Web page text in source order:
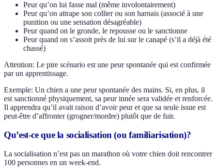
Peur qu’on lui fasse mal (même involontairement)
Peur qu’on attrape son collier ou son harnais (associé à une
punition ou une sensation désagréable)
Peur quand on le gronde, le repousse ou le sanctionne
Peur quand on s’assoit près de lui sur le canapé (s’il a déjà été
chassé)
Attention: Le pire scénario est une peur spontanée qui est confirmée
par un apprentissage.
Exemple: Un chien a une peur spontanée des mains. Si, en plus, il
est sanctionné physiquement, sa peur innée sera validée et renforcée.
Il apprendra qu’il avait raison d’avoir peur et que sa seule issue est
peut-être d’affronter (grogner/mordre) plutôt que de fuir.
Qu’est-ce que la socialisation (ou familiarisation)?
La socialisation n’est pas un marathon où votre chien doit rencontrer
100 personnes en un week-end.